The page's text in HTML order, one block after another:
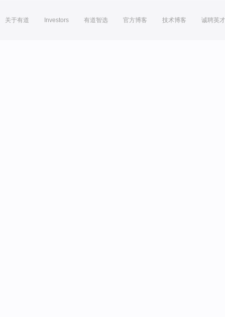
关于有道 Investors 有道智选 官方博客 技术博客 诚聘英才